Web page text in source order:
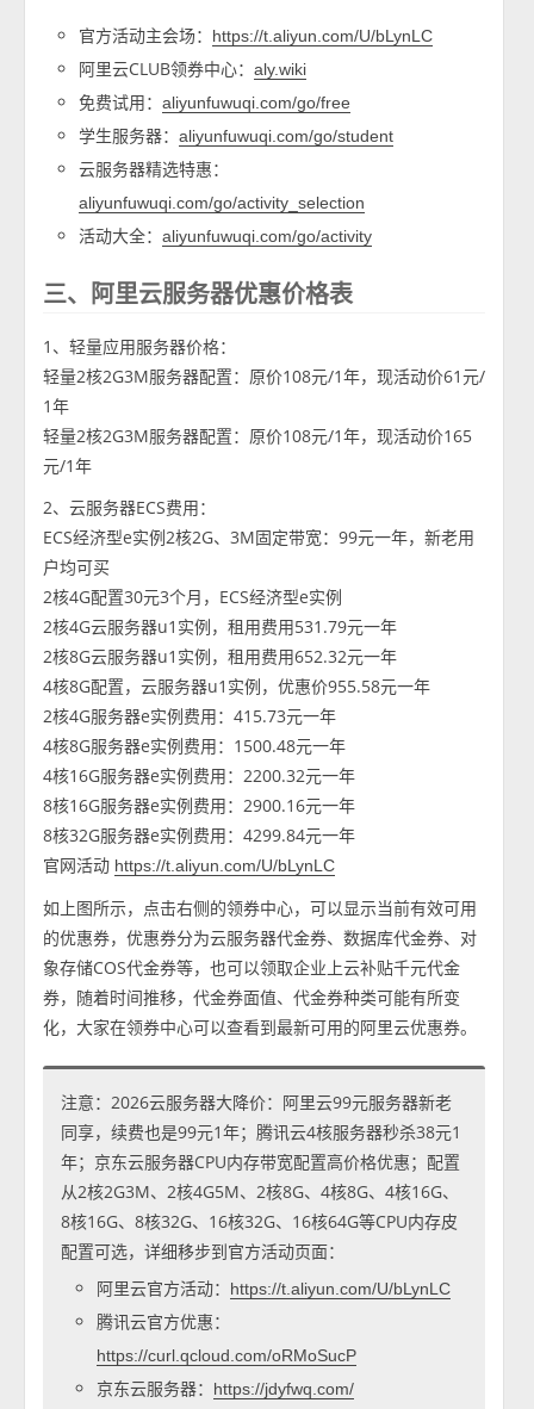
官方活动主会场： https://t.aliyun.com/U/bLynLC
阿里云CLUB领券中心：aly.wiki
免费试用：aliyunfuwuqi.com/go/free
学生服务器：aliyunfuwuqi.com/go/student
云服务器精选特惠：
aliyunfuwuqi.com/go/activity_selection
活动大全：aliyunfuwuqi.com/go/activity
三、阿里云服务器优惠价格表
1、轻量应用服务器价格：
轻量2核2G3M服务器配置：原价108元/1年，现活动价61元/
1年
轻量2核2G3M服务器配置：原价108元/1年，现活动价165
元/1年
2、云服务器ECS费用：
ECS经济型e实例2核2G、3M固定带宽：99元一年，新老用
户均可买
2核4G配置30元3个月，ECS经济型e实例
2核4G云服务器u1实例，租用费用531.79元一年
2核8G云服务器u1实例，租用费用652.32元一年
4核8G配置，云服务器u1实例，优惠价955.58元一年
2核4G服务器e实例费用：415.73元一年
4核8G服务器e实例费用：1500.48元一年
4核16G服务器e实例费用：2200.32元一年
8核16G服务器e实例费用：2900.16元一年
8核32G服务器e实例费用：4299.84元一年
官网活动 https://t.aliyun.com/U/bLynLC
如上图所示，点击右侧的领券中心，可以显示当前有效可用
的优惠券，优惠券分为云服务器代金券、数据库代金券、对
象存储COS代金券等，也可以领取企业上云补贴千元代金
券，随着时间推移，代金券面值、代金券种类可能有所变
化，大家在领券中心可以查看到最新可用的阿里云优惠券。
注意：2026云服务器大降价：阿里云99元服务器新老
同享，续费也是99元1年；腾讯云4核服务器秒杀38元1
年；京东云服务器CPU内存带宽配置高价格优惠；配置
从2核2G3M、2核4G5M、2核8G、4核8G、4核16G、
8核16G、8核32G、16核32G、16核64G等CPU内存皮
配置可选，详细移步到官方活动页面：
阿里云官方活动：
https://t.aliyun.com/U/bLynLC
腾讯云官方优惠：
https://curl.qcloud.com/oRMoSucP
京东云服务器： https://jdyfwq.com/